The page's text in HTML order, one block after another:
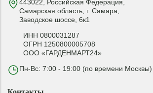
443022, Российская Федерация,
Самарская область, г. Самара,
Заводское шоссе, 6к1
ИНН 0800031287
ОГРН 1250800005708
ООО «ГАРДЕНМАРТ24»
Пн-Вс: 7:00 - 19:00 (по времени Москвы)